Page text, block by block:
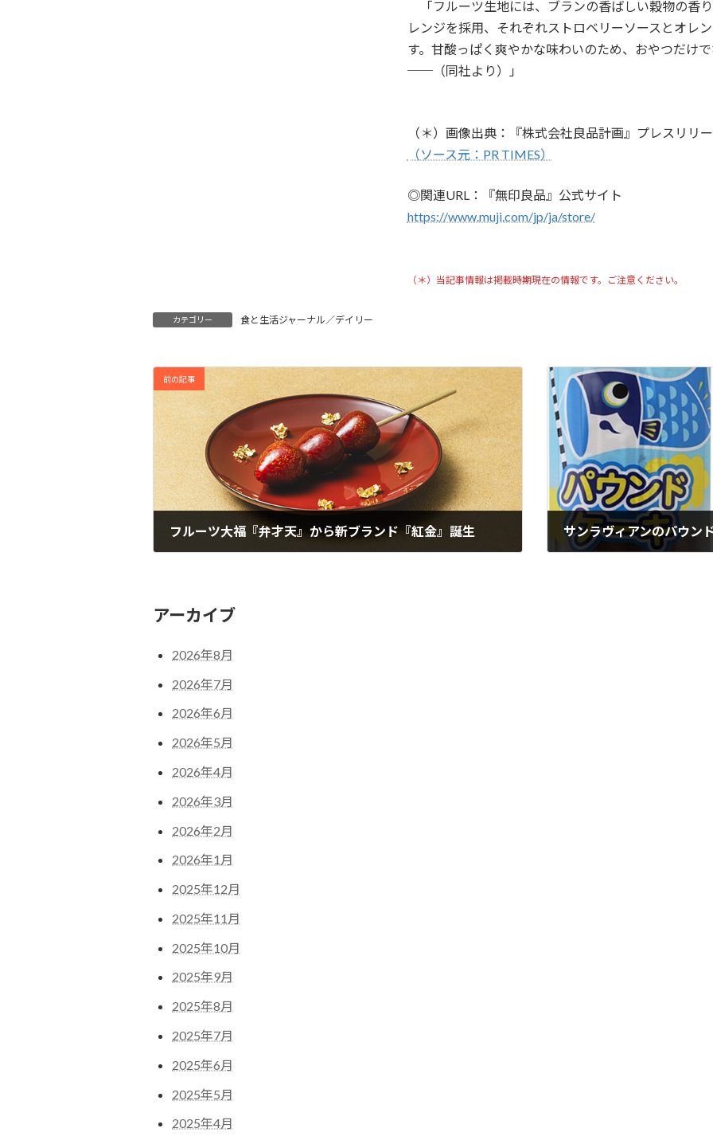
「フルーツ生地には、ブランの香ばしい穀物の香
レンジを採用、それぞれストロベリーソースとオレ
す。甘酸っぱく爽やかな味わいのため、おやつだけ
──（同社より）」
（＊）画像出典：『株式会社良品計画』プレスリリ
（ソース元：PR TIMES）
◎関連URL：『無印良品』公式サイト
https://www.muji.com/jp/ja/store/
（＊）当記事情報は掲載時期現在の情報です。ご注意ください。
カテゴリー 食と生活ジャーナル／デイリー
前の記事
フルーツ大福『弁才天』から新ブランド『紅金』誕生 サンラヴィアンのパウン
アーカイブ
2026年8月
2026年7月
2026年6月
2026年5月
2026年4月
2026年3月
2026年2月
2026年1月
2025年12月
2025年11月
2025年10月
2025年9月
2025年8月
2025年7月
2025年6月
2025年5月
2025年4月